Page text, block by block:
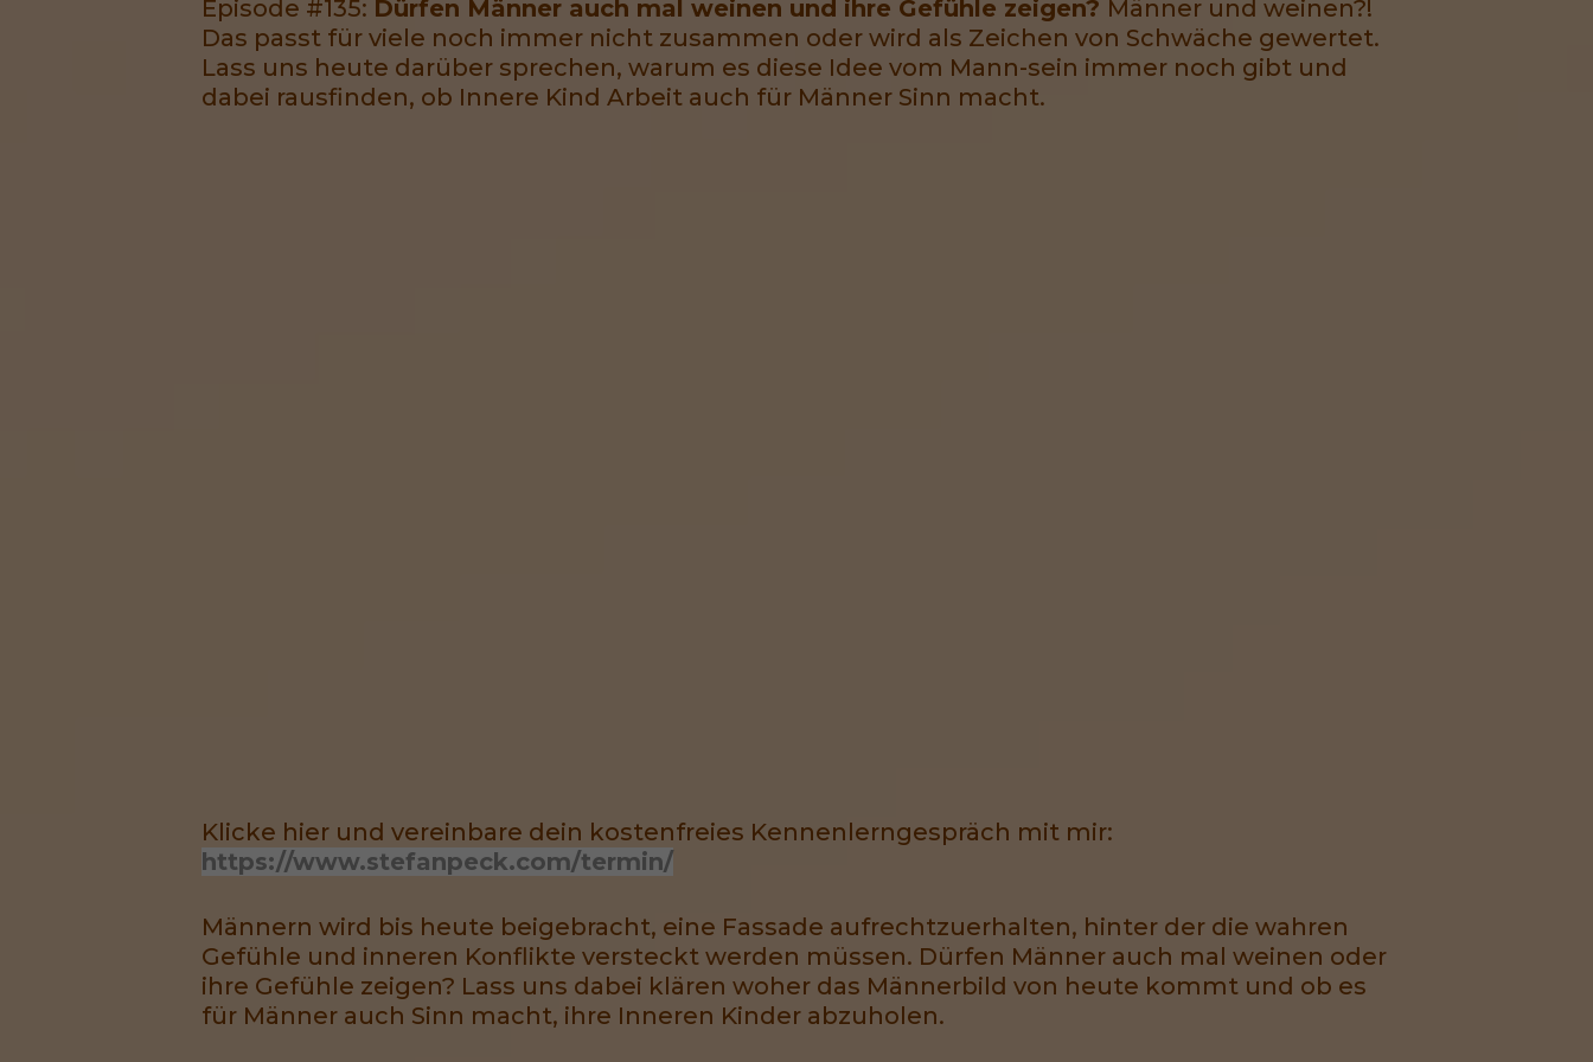
Episode #135: Dürfen Männer auch mal weinen und ihre Gefühle zeigen? Männer und weinen?!
Das passt für viele noch immer nicht zusammen oder wird als Zeichen von Schwäche gewertet.
Lass uns heute darüber sprechen, warum es diese Idee vom Mann-sein immer noch gibt und
dabei rausfinden, ob Innere Kind Arbeit auch für Männer Sinn macht.
Klicke hier und vereinbare dein kostenfreies Kennenlerngespräch mit mir:
https://www.stefanpeck.com/termin/
Männern wird bis heute beigebracht, eine Fassade aufrechtzuerhalten, hinter der die wahren
Gefühle und inneren Konflikte versteckt werden müssen. Dürfen Männer auch mal weinen oder
ihre Gefühle zeigen? Lass uns dabei klären woher das Männerbild von heute kommt und ob es
für Männer auch Sinn macht, ihre Inneren Kinder abzuholen.